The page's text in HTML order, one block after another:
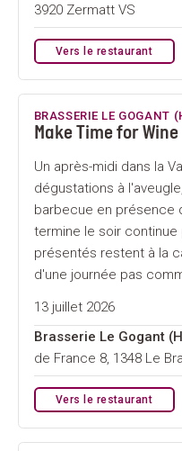
3920 Zermatt VS
Vers le restaurant
BRASSERIE LE GOGANT
Make Time for Wine
Un après-midi dans la
dégustations à
barbecue en présence
termine le soir continue
présentés restent à la
d'une journée pas
13 juillet 2026
Brasserie Le Gogant
de France 8, 1348 Le
Vers le restaurant